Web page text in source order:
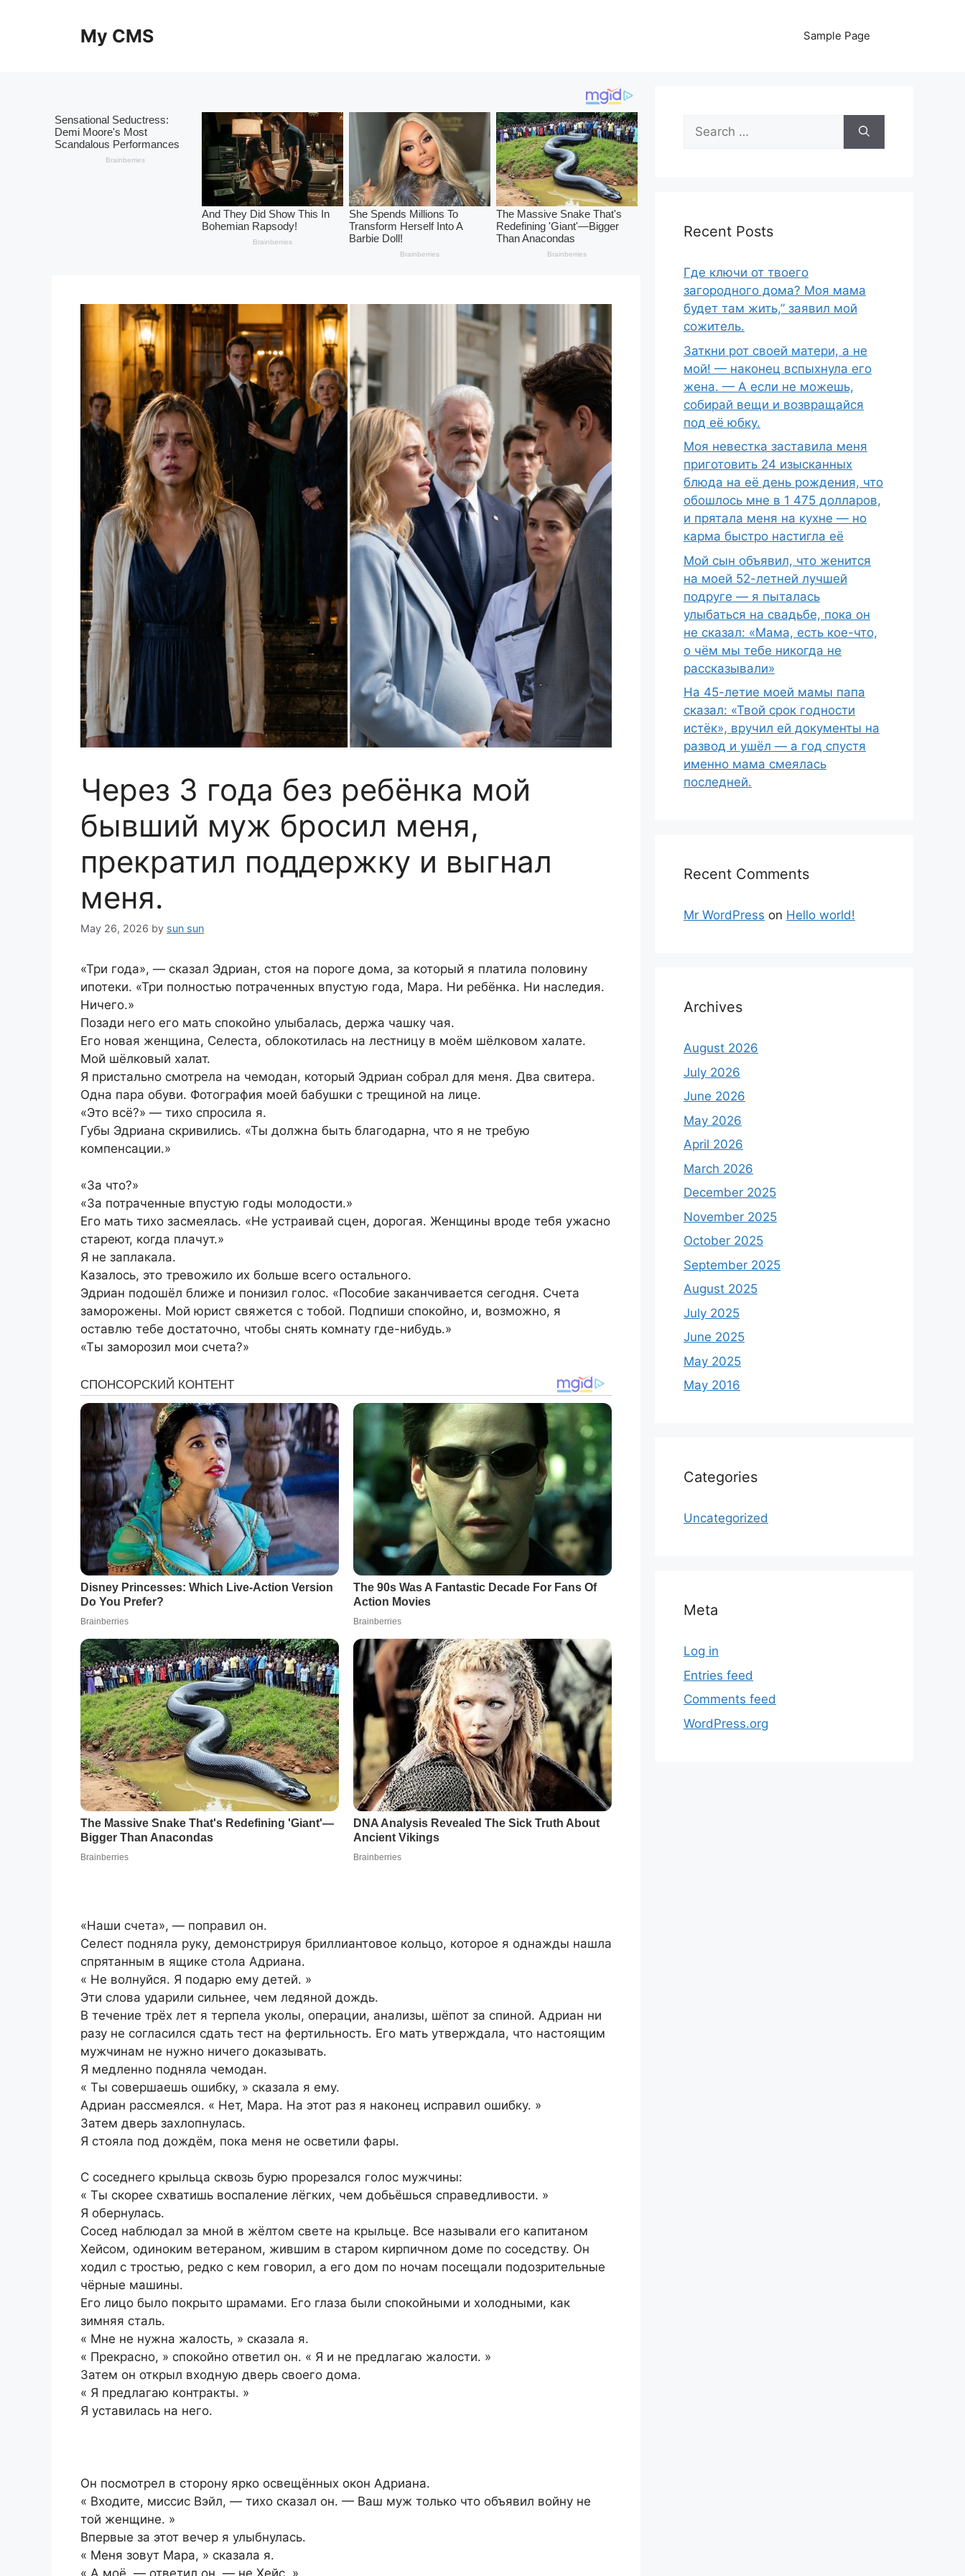
My CMS Sample Page
Через 3 года без ребёнка мой
бывший муж бросил меня,
прекратил поддержку и выгнал
меня.
May 26, 2026 by sun sun
«Три года», — сказал Эдриан, стоя на пороге дома, за который я платила половину
ипотеки. «Три полностью потраченных впустую года, Мара. Ни ребёнка. Ни наследия.
Ничего.»
Позади него его мать спокойно улыбалась, держа чашку чая.
Его новая женщина, Селеста, облокотилась на лестницу в моём шёлковом халате.
Мой шёлковый халат.
Я пристально смотрела на чемодан, который Эдриан собрал для меня. Два свитера.
Одна пара обуви. Фотография моей бабушки с трещиной на лице.
«Это всё?» — тихо спросила я.
Губы Эдриана скривились. «Ты должна быть благодарна, что я не требую
компенсации.»
«За что?»
«За потраченные впустую годы молодости.»
Его мать тихо засмеялась. «Не устраивай сцен, дорогая. Женщины вроде тебя ужасно
стареют, когда плачут.»
Я не заплакала.
Казалось, это тревожило их больше всего остального.
Эдриан подошёл ближе и понизил голос. «Пособие заканчивается сегодня. Счета
заморожены. Мой юрист свяжется с тобой. Подпиши спокойно, и, возможно, я
оставлю тебе достаточно, чтобы снять комнату где-нибудь.»
«Ты заморозил мои счета?»
«Наши счета», — поправил он.
Селест подняла руку, демонстрируя бриллиантовое кольцо, которое я однажды нашла
спрятанным в ящике стола Адриана.
« Не волнуйся. Я подарю ему детей. »
Эти слова ударили сильнее, чем ледяной дождь.
В течение трёх лет я терпела уколы, операции, анализы, шёпот за спиной. Адриан ни
разу не согласился сдать тест на фертильность. Его мать утверждала, что настоящим
мужчинам не нужно ничего доказывать.
Я медленно подняла чемодан.
« Ты совершаешь ошибку, » сказала я ему.
Адриан рассмеялся. « Нет, Мара. На этот раз я наконец исправил ошибку. »
Затем дверь захлопнулась.
Я стояла под дождём, пока меня не осветили фары.
С соседнего крыльца сквозь бурю прорезался голос мужчины:
« Ты скорее схватишь воспаление лёгких, чем добьёшься справедливости. »
Я обернулась.
Сосед наблюдал за мной в жёлтом свете на крыльце. Все называли его капитаном
Хейсом, одиноким ветераном, жившим в старом кирпичном доме по соседству. Он
ходил с тростью, редко с кем говорил, а его дом по ночам посещали подозрительные
чёрные машины.
Его лицо было покрыто шрамами. Его глаза были спокойными и холодными, как
зимняя сталь.
« Мне не нужна жалость, » сказала я.
« Прекрасно, » спокойно ответил он. « Я и не предлагаю жалости. »
Затем он открыл входную дверь своего дома.
« Я предлагаю контракты. »
Я уставилась на него.
Он посмотрел в сторону ярко освещённых окон Адриана.
« Входите, миссис Вэйл, — тихо сказал он. — Ваш муж только что объявил войну не
той женщине. »
Впервые за этот вечер я улыбнулась.
« Меня зовут Мара, » сказала я.
Search
for:
Recent Posts
Где ключи от твоего
загородного дома? Моя мама
будет там жить,” заявил мой
сожитель.
Заткни рот своей матери, а не
мой! — наконец вспыхнула его
жена. — А если не можешь,
собирай вещи и возвращайся
под её юбку.
Моя невестка заставила меня
приготовить 24 изысканных
блюда на её день рождения, что
обошлось мне в 1 475 долларов,
и прятала меня на кухне — но
карма быстро настигла её
Мой сын объявил, что женится
на моей 52-летней лучшей
подруге — я пыталась
улыбаться на свадьбе, пока он
не сказал: «Мама, есть кое-что,
о чём мы тебе никогда не
рассказывали»
На 45-летие моей мамы папа
сказал: «Твой срок годности
истёк», вручил ей документы на
развод и ушёл — а год спустя
именно мама смеялась
последней.
Recent Comments
Mr WordPress on Hello world!
Archives
August 2026
July 2026
June 2026
May 2026
April 2026
March 2026
December 2025
November 2025
October 2025
September 2025
August 2025
July 2025
June 2025
May 2025
May 2016
Categories
Uncategorized
Meta
Log in
Entries feed
Comments feed
WordPress.org